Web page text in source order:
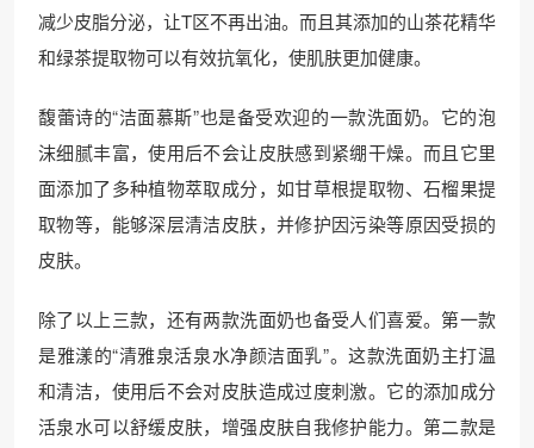
减少皮脂分泌，让T区不再出油。而且其添加的山茶花精华
和绿茶提取物可以有效抗氧化，使肌肤更加健康。
馥蕾诗的“洁面慕斯”也是备受欢迎的一款洗面奶。它的泡
沫细腻丰富，使用后不会让皮肤感到紧绷干燥。而且它里
面添加了多种植物萃取成分，如甘草根提取物、石榴果提
取物等，能够深层清洁皮肤，并修护因污染等原因受损的
皮肤。
除了以上三款，还有两款洗面奶也备受人们喜爱。第一款
是雅漾的“清雅泉活泉水净颜洁面乳”。这款洗面奶主打温
和清洁，使用后不会对皮肤造成过度刺激。它的添加成分
活泉水可以舒缓皮肤，增强皮肤自我修护能力。第二款是